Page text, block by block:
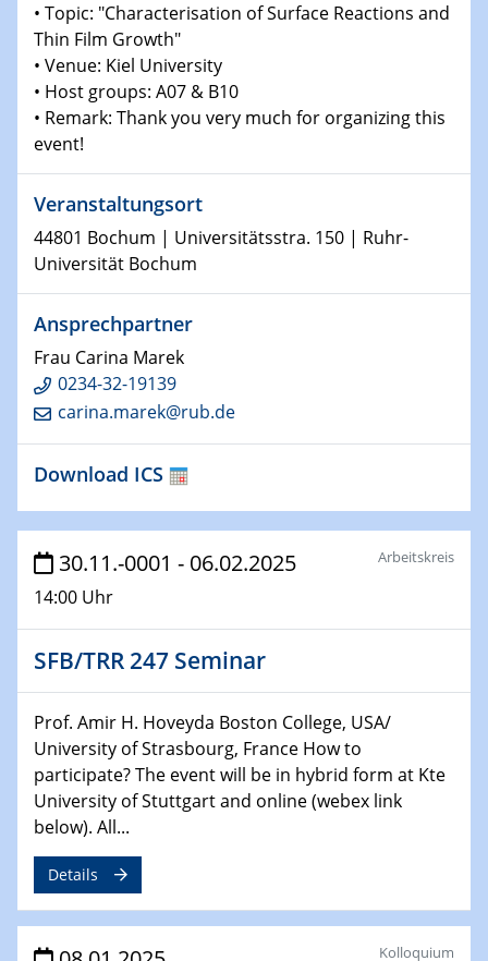
world
14.01.2025
SFB 1242 Kolloquium
15.01.2025
Physikalisches Kolloquium
Comets – Why Should We Study Them?
15.01.2025
GDCh Kolloquium
22.01.2025
Physikalisches Kolloquium
Make it and break it: Contact and Cracks at soft
interfaces
HyMission Short Talks
29.01.2025
Physikalisches Kolloquium
Decoding mRNA translation: Computational and
experimental approaches to understanding gene
expression
The Cation Shuffle
30.01.2025
WIN & CENIDE Seminar Series on 2D-
MATURE
30.01.2025
Talk Prof. Erwin Reisner
• Topic: "Characterisation of Surface Reactions and
Thin Film Growth"
• Venue: Kiel University
• Host groups: A07 & B10
• Remark: Thank you very much for organizing this
event!
Veranstaltungsort
44801 Bochum | Universitätsstra. 150 | Ruhr-
Universität Bochum
Ansprechpartner
Frau Carina Marek
0234-32-19139
carina.marek@rub.de
Download ICS
30.11.-0001 - 06.02.2025
14:00 Uhr
Arbeitskreis
SFB/TRR 247 Seminar
Prof. Amir H. Hoveyda Boston College, USA/
University of Strasbourg, France How to
participate? The event will be in hybrid form at Kte
University of Stuttgart and online (webex link
below). All...
Details
Kolloquium